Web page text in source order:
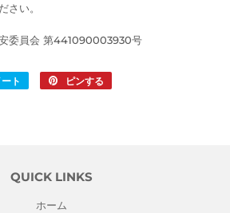
さい。
委員会 第441090003930号
ト
Twitter
ピンする
QUICK LINKS
ホーム